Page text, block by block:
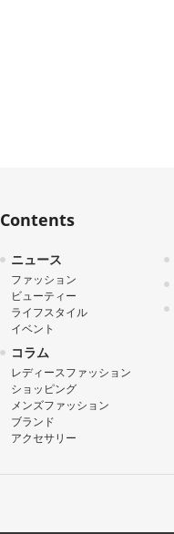
Contents
ニュース
ファッション
ビューティー
ライフスタイル
イベント
コラム
レディースファッション
ショッピング
メンズファッション
ブランド
アクセサリー